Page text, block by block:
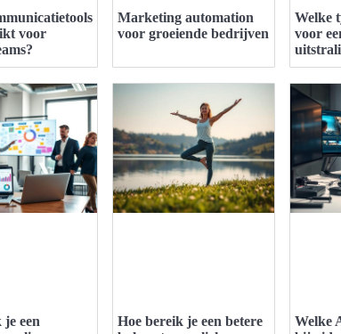
voor
Marketing automation
voor groeiende bedrijven
Welke
voor
je een
Hoe bereik je een betere
Welke